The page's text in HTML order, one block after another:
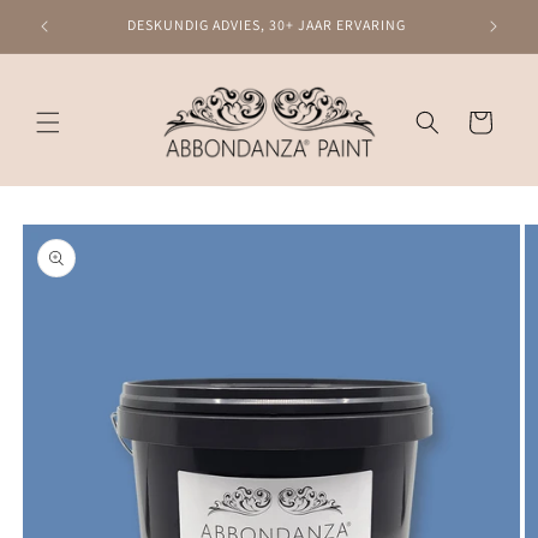
naar de
DESKUNDIG ADVIES, 30+ JAAR ERVARING
Winkelwagen
direct naar